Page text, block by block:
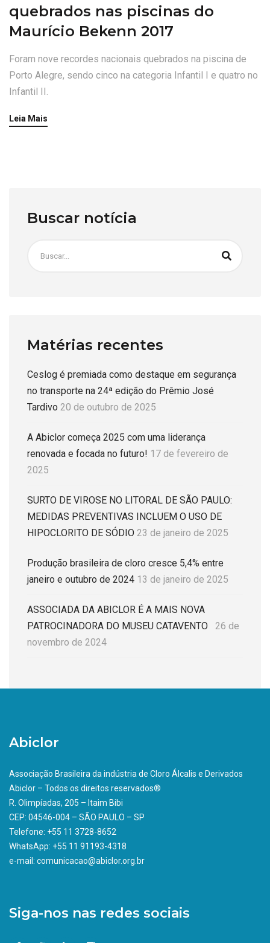
quebrados nas piscinas do
Maurício Bekenn 2017
Foram nove recordes nacionais quebrados na piscina de
Porto Alegre, sendo cinco na categoria Infantil I e quatro no
Infantil II.
Leia Mais
Buscar notícia
Matérias recentes
Ceslog é premiada como destaque em segurança
no transporte na 24ª edição do Prêmio José
Tardivo 20 de outubro de 2025
A Abiclor começa 2025 com uma liderança
renovada e focada no futuro! 17 de fevereiro de
2025
SURTO DE VIROSE NO LITORAL DE SÃO PAULO:
MEDIDAS PREVENTIVAS INCLUEM O USO DE
HIPOCLORITO DE SÓDIO 23 de janeiro de 2025
Produção brasileira de cloro cresce 5,4% entre
janeiro e outubro de 2024 13 de janeiro de 2025
ASSOCIADA DA ABICLOR É A MAIS NOVA
PATROCINADORA DO MUSEU CATAVENTO
26 de
novembro de 2024
Abiclor
Associação Brasileira da indústria de Cloro Álcalis e Derivados
Abiclor – Todos os direitos reservados®
R. Olimpíadas, 205 – Itaim Bibi
CEP: 04546-004 – SÃO PAULO – SP
Telefone: +55 11 3728-8652
WhatsApp: +55 11 91193-4318
e-mail: comunicacao@abiclor.org.br
Siga-nos nas redes sociais